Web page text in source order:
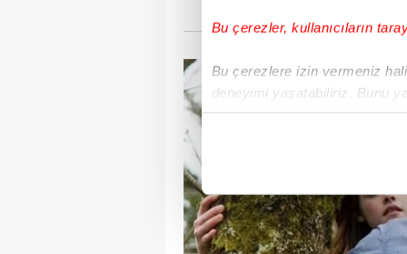
Bu çerezler, kullanıcıların
Bu çerezlere izin vermeniz
deneyimi yaşatabiliriz. Bunu
içerikleri sunabilmek adına
Sizlere daha iyi bir hizmet
çerezler vasıtasıyla çeşitli